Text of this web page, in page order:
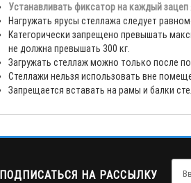
Устанавливать фиксатор на каждый зацеп
Нагружать ярусы стеллажа следует
Категорически запрещено превышать
не должна превышать 300 кг.
Загружать стеллаж можно только после
Стеллажи нельзя использовать вне
Запрещается вставать на рамы и балки
ПОДПИСАТЬСЯ НА РАССЫЛКУ